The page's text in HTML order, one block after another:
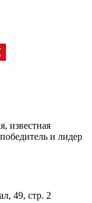
известная
и лидер
49, стр. 2